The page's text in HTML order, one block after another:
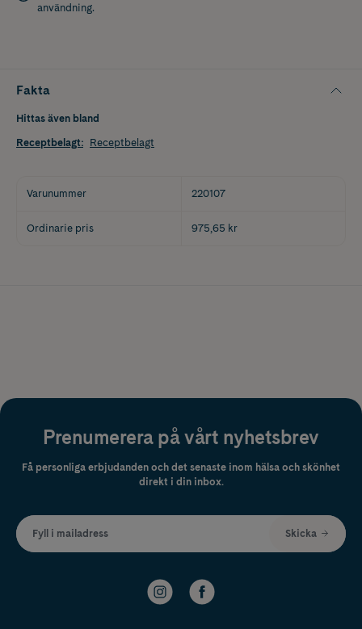
användning.
Fakta
Hittas även bland
Receptbelagt: Receptbelagt
Varunummer 220107
Ordinarie pris 975,65 kr
Prenumerera på vårt nyhetsbrev
Få personliga erbjudanden och det senaste inom hälsa och skönhet
direkt i din inbox.
Fyll i mailadress Skicka